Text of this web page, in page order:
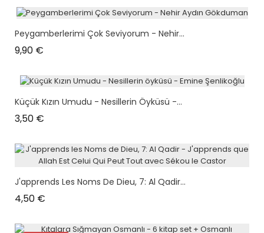
Peygamberlerimi Çok Seviyorum - Nehir...
9,90 €
Küçük Kızın Umudu - Nesillerin Öyküsü -...
3,50 €
J'apprends Les Noms De Dieu, 7: Al Qadir...
4,50 €